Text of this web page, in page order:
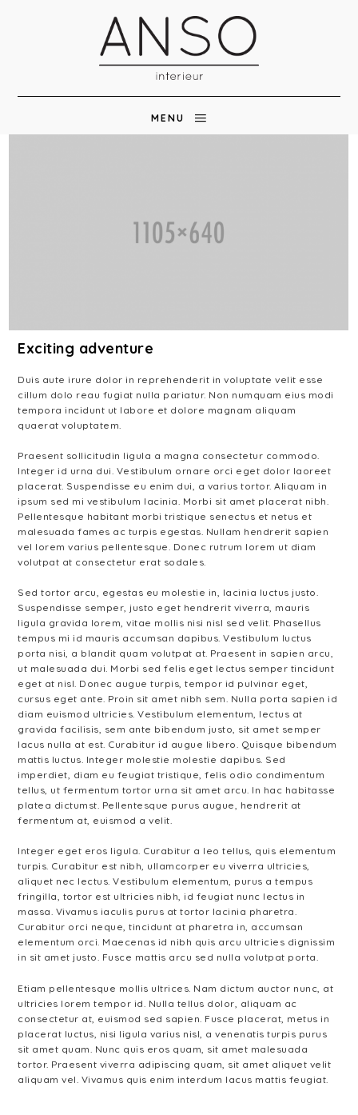
MENU
Exciting adventure
Duis aute irure dolor in reprehenderit in voluptate velit esse
cillum dolo reau fugiat nulla pariatur. Non numquam eius modi
tempora incidunt ut labore et dolore magnam aliquam
quaerat voluptatem.
Praesent sollicitudin ligula a magna consectetur commodo.
Integer id urna dui. Vestibulum ornare orci eget dolor laoreet
placerat. Suspendisse eu enim dui, a varius tortor. Aliquam in
ipsum sed mi vestibulum lacinia. Morbi sit amet placerat nibh.
Pellentesque habitant morbi tristique senectus et netus et
malesuada fames ac turpis egestas. Nullam hendrerit sapien
vel lorem varius pellentesque. Donec rutrum lorem ut diam
volutpat at consectetur erat sodales.
Sed tortor arcu, egestas eu molestie in, lacinia luctus justo.
Suspendisse semper, justo eget hendrerit viverra, mauris
ligula gravida lorem, vitae mollis nisi nisl sed velit. Phasellus
tempus mi id mauris accumsan dapibus. Vestibulum luctus
porta nisi, a blandit quam volutpat at. Praesent in sapien arcu,
ut malesuada dui. Morbi sed felis eget lectus semper tincidunt
eget at nisl. Donec augue turpis, tempor id pulvinar eget,
cursus eget ante. Proin sit amet nibh sem. Nulla porta sapien id
diam euismod ultricies. Vestibulum elementum, lectus at
gravida facilisis, sem ante bibendum justo, sit amet semper
lacus nulla at est. Curabitur id augue libero. Quisque bibendum
mattis luctus. Integer molestie molestie dapibus. Sed
imperdiet, diam eu feugiat tristique, felis odio condimentum
tellus, ut fermentum tortor urna sit amet arcu. In hac habitasse
platea dictumst. Pellentesque purus augue, hendrerit at
fermentum at, euismod a velit.
Integer eget eros ligula. Curabitur a leo tellus, quis elementum
turpis. Curabitur est nibh, ullamcorper eu viverra ultricies,
aliquet nec lectus. Vestibulum elementum, purus a tempus
fringilla, tortor est ultricies nibh, id feugiat nunc lectus in
massa. Vivamus iaculis purus at tortor lacinia pharetra.
Curabitur orci neque, tincidunt at pharetra in, accumsan
elementum orci. Maecenas id nibh quis arcu ultricies dignissim
in sit amet justo. Fusce mattis arcu sed nulla volutpat porta.
Etiam pellentesque mollis ultrices. Nam dictum auctor nunc, at
ultricies lorem tempor id. Nulla tellus dolor, aliquam ac
consectetur at, euismod sed sapien. Fusce placerat, metus in
placerat luctus, nisi ligula varius nisl, a venenatis turpis purus
sit amet quam. Nunc quis eros quam, sit amet malesuada
tortor. Praesent viverra adipiscing quam, sit amet aliquet velit
aliquam vel. Vivamus quis enim interdum lacus mattis feugiat.